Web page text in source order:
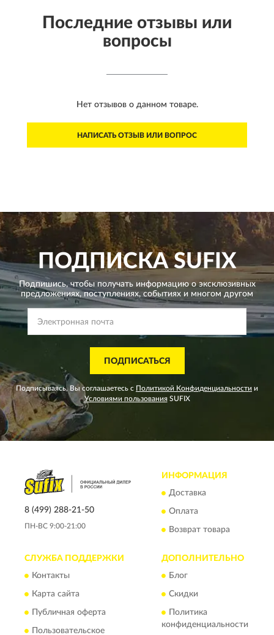
Последние отзывы или
вопросы
Нет отзывов о данном товаре.
НАПИСАТЬ ОТЗЫВ ИЛИ ВОПРОС
ПОДПИСКАSUFIX
Подпишись, чтобы получать информацию о эксклюзивных
предложениях,поступлениях, событиях и многом другом
ПОДПИСАТЬСЯ
Подписываясь, Вы соглашаетесь с Политикой Конфиденциальности и
Условиями пользованияSUFIX
8 (499) 288-21-50
ПН-ВС 9:00-21:00
ИНФОРМАЦИЯ
Доставка
Оплата
Возврат товара
СЛУЖБА ПОДДЕРЖКИ
Контакты
Карта сайта
Публичная оферта
Пользовательское
ДОПОЛНИТЕЛЬНО
Блог
Скидки
Политика
конфиденциальности